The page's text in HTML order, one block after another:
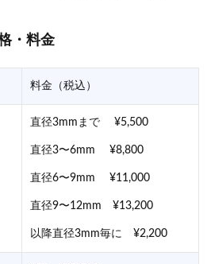
・料金
料金（税込）
直径3mmまで ¥5,500
直径3〜6mm ¥8,800
直径6〜9mm ¥11,000
直径9〜12mm ¥13,200
以降直径3mm毎に ¥2,200